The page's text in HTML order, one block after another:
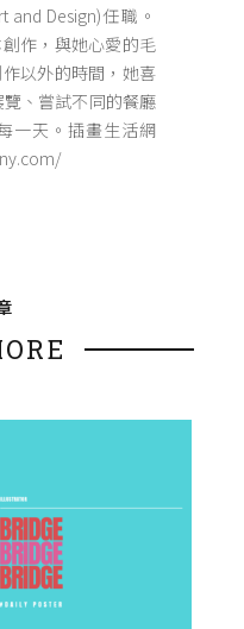
and Design)任職。
作，與她心愛的毛
以外的時間，她喜
、嘗試不同的餐廳
一天。插畫生活網